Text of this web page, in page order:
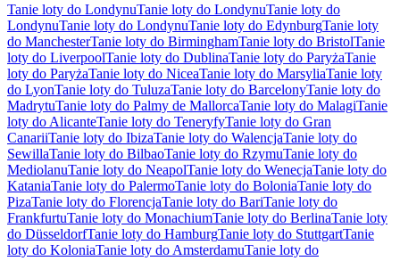
Tanie loty do LondynuTanie loty do LondynuTanie loty do
LondynuTanie loty do LondynuTanie loty do EdynburgTanie loty
do ManchesterTanie loty do BirminghamTanie loty do BristolTanie
loty do LiverpoolTanie loty do DublinaTanie loty do ParyżaTanie
loty do ParyżaTanie loty do NiceaTanie loty do MarsyliaTanie loty
do LyonTanie loty do TuluzaTanie loty do BarcelonyTanie loty do
MadrytuTanie loty do Palmy de MallorcaTanie loty do MalagiTanie
loty do AlicanteTanie loty do TeneryfyTanie loty do Gran
CanariiTanie loty do IbizaTanie loty do WalencjaTanie loty do
SewillaTanie loty do BilbaoTanie loty do RzymuTanie loty do
MediolanuTanie loty do NeapolTanie loty do WenecjaTanie loty do
KataniaTanie loty do PalermoTanie loty do BoloniaTanie loty do
PizaTanie loty do FlorencjaTanie loty do BariTanie loty do
FrankfurtuTanie loty do MonachiumTanie loty do BerlinaTanie loty
do DüsseldorfTanie loty do HamburgTanie loty do StuttgartTanie
loty do KoloniaTanie loty do AmsterdamuTanie loty do